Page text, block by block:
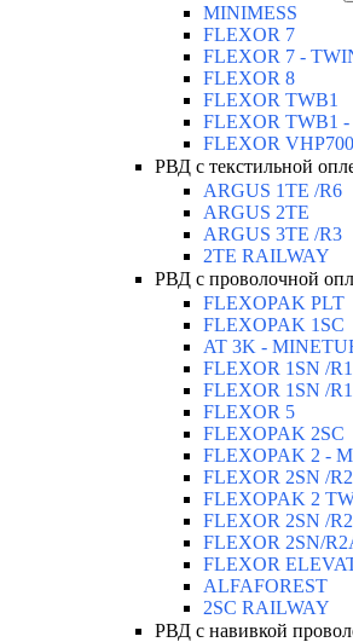
MINIMESS
FLEXOR 7
FLEXOR 7 -
FLEXOR 8
FLEXOR TWB1
FLEXOR TWB1 -
FLEXOR VHP700
РВД с текстильной
ARGUS 1TE /R6
ARGUS 2TЕ
ARGUS 3TE /R3
2TE RAILWAY
РВД с проволочной
FLEXOPAK PLT
FLEXOPAK 1SС
AT 3K -
FLEXOR 1SN /
FLEXOR 1SN /
FLEXOR 5
FLEXOPAK 2SС
FLEXOPAK 2 -
FLEXOR 2SN /
FLEXOPAK 2
FLEXOR 2SN /
FLEXOR 2SN/
FLEXOR
ALFAFOREST
2SC RAILWAY
РВД с навивкой